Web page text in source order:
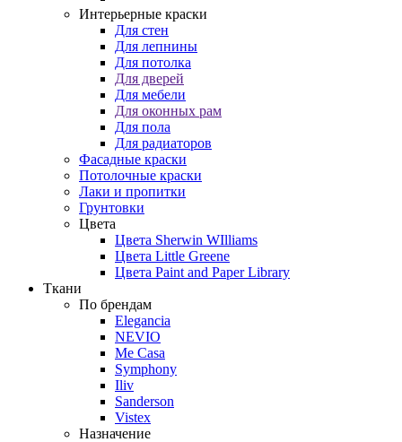
Интерьерные краски
Для стен
Для лепнины
Для потолка
Для дверей
Для мебели
Для оконных рам
Для пола
Для радиаторов
Фасадные краски
Потолочные краски
Лаки и пропитки
Грунтовки
Цвета
Цвета Sherwin WIlliams
Цвета Little Greene
Цвета Paint and Paper Library
Ткани
По брендам
Elegancia
NEVIO
Me Casa
Symphony
Iliv
Sanderson
Vistex
Назначение